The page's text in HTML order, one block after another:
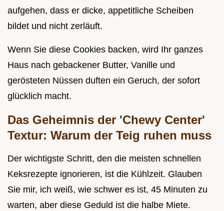
aufgehen, dass er dicke, appetitliche Scheiben
bildet und nicht zerläuft.
Wenn Sie diese Cookies backen, wird Ihr ganzes
Haus nach gebackener Butter, Vanille und
gerösteten Nüssen duften ein Geruch, der sofort
glücklich macht.
Das Geheimnis der 'Chewy Center'
Textur: Warum der Teig ruhen muss
Der wichtigste Schritt, den die meisten schnellen
Keksrezepte ignorieren, ist die Kühlzeit. Glauben
Sie mir, ich weiß, wie schwer es ist, 45 Minuten zu
warten, aber diese Geduld ist die halbe Miete.